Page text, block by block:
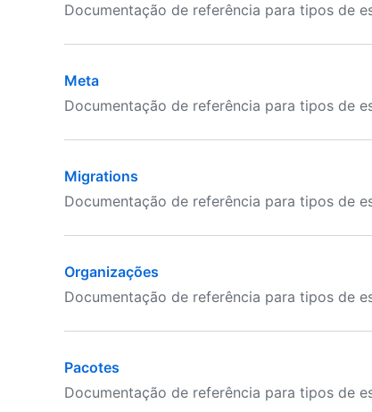
Documentação de referência para tipos de
Meta
Documentação de referência para tipos de
Migrations
Documentação de referência para tipos de
Organizações
Documentação de referência para tipos de
Pacotes
Documentação de referência para tipos de